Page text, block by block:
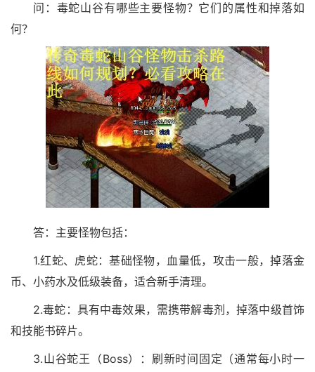
问：毒蛇山谷有哪些主要怪物？它们的属性和掉落如
何？
答：主要怪物包括：
1.红蛇、虎蛇：基础怪物，血量低，攻击一般，掉落金
币、小药水及低级装备，适合新手清理。
2.毒蛇：具有中毒效果，需携带解毒剂，掉落中级首饰
和技能书碎片。
3.山谷蛇王（Boss）：刷新时间固定（通常每小时一